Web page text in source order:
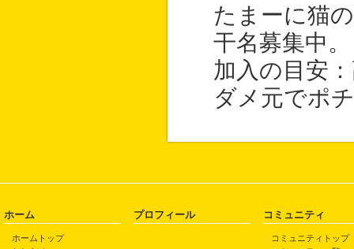
たまーに猫
干名募集中。
加入の目安
ダメ元でポ
ホーム
ホームトップ
プロフィール コミュニティ
コミュニティトップ